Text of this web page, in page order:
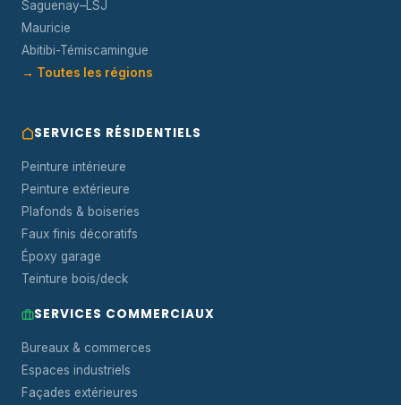
Saguenay–LSJ
Mauricie
Abitibi-Témiscamingue
→ Toutes les régions
SERVICES RÉSIDENTIELS
Peinture intérieure
Peinture extérieure
Plafonds & boiseries
Faux finis décoratifs
Époxy garage
Teinture bois/deck
SERVICES COMMERCIAUX
Bureaux & commerces
Espaces industriels
Façades extérieures